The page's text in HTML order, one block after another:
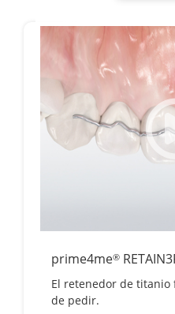
prime4me®
El retenedor de titanio
de pedir.